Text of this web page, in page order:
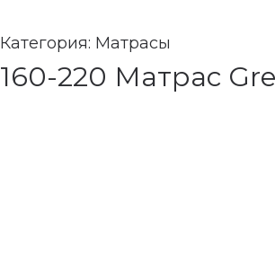
Категория: Матрасы
160-220 Матрас